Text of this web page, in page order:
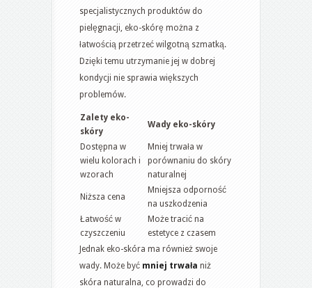
specjalistycznych produktów do
pielęgnacji, eko-skórę można z
łatwością przetrzeć wilgotną szmatką.
Dzięki temu utrzymanie jej w dobrej
kondycji nie sprawia większych
problemów.
Zalety eko-
skóry
Wady eko-skóry
Dostępna w
wielu kolorach i
wzorach
Mniej trwała w
porównaniu do skóry
naturalnej
Niższa cena
Mniejsza odporność
na uszkodzenia
Łatwość w
czyszczeniu
Może tracić na
estetyce z czasem
Jednak eko-skóra ma również swoje
wady. Może być mniej trwała niż
skóra naturalna, co prowadzi do